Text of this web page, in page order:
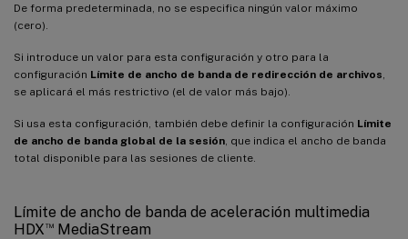
De forma predeterminada, no se especifica ningún valor máximo
(cero).
Si introduce un valor para esta configuración y otro para la
configuración Límite de ancho de banda de redirección de archivos
se aplicará el más restrictivo (el de valor más bajo).
Si usa esta configuración, también debe definir la configuración Límite
de ancho de banda global de la sesión , que indica el ancho de banda
total disponible para las sesiones de cliente.
Límite de ancho de banda de aceleración multimedia
HDX™MediaStream